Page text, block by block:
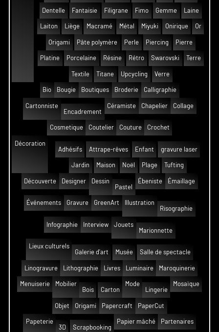
Dentelle Fantaisie Filigrane Fimo Gemme Laine
Laiton Liège Macramé Métal Miyuki Onirique Or
Origami Pâte polymère Perle Piercing Pierre
Platine Porcelaine Résine Rétro Swarovski Terre
Textile Titane Upcycling Verre
Bio Bougie Boutiques Broderie Calligraphie
Cartonniste
Encadrement
Céramiste Chapelier Collage
Cosmetique Coutelier Couture Crochet
Décoration
Adhésifs
Attrape-rêves Enfant gravure laser
Jardin Maison Noël Plage Tufting
Découverte Designer
Dessin
Pastel
Ébeniste Émaillage
Événements Gravure GreenArt
Illustration
Risographie
Infographie Interview
Jouets
Marionnette
Lieux culturels
Galerie d'art
Musée Salle de spectacle
Linogravure Lithographie Livres Luminaire Maroquinerie
Menuiserie
Mobilier
Bois
Carton
Mode
Lingerie
Mosaïque
Objet Origami Papercraft PaperCut
Papeterie
3D
Scrapbooking
Papier mâché Partenaires